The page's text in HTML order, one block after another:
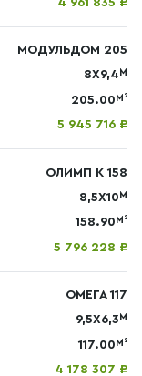
МОДУЛЬДОМ 205
8X9,4 М
205.00М²
5 945 716 ₽
ОЛИМП К 158
8,5Х10М
158.90М²
5 796 228 ₽
ОМЕГА 117
9,5Х6,3 М
117.00М²
4 178 307 ₽